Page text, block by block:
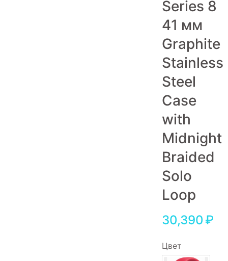
Series 8
41 мм
Graphite
Stainless
Steel
Case
with
Midnight
Braided
Solo
Loop
30,390₽
Цвет